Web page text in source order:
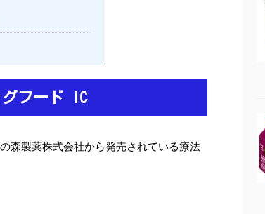
フード IC
森製薬株式会社から発売されている療法